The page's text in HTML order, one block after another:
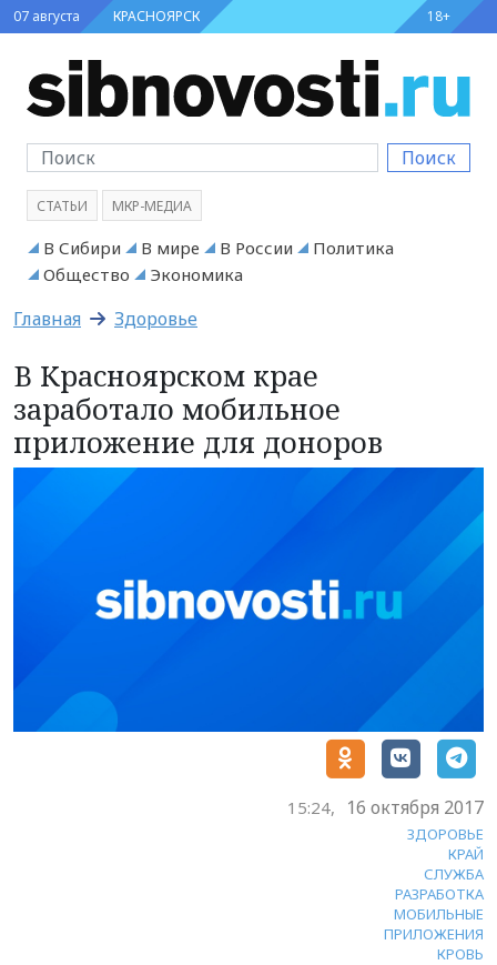
07 августа КРАСНОЯРСК 18+
Поиск
СТАТЬИ МКР-МЕДИА
В Сибири В мире В России
Политика
Общество
Экономика
Главная Здоровье
В Красноярском крае
заработало мобильное
приложение для доноров
15:24, 16 октября 2017
ЗДОРОВЬЕ
КРАЙ
СЛУЖБА
РАЗРАБОТКА
МОБИЛЬНЫЕ
ПРИЛОЖЕНИЯ
КРОВЬ